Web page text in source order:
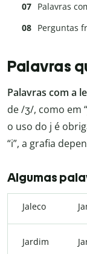
Palavras
Perguntas
Palavras
Palavras com a
de /ʒ/, como em
o uso do j é
“i”, a grafia
Algumas
Jaleco
Jardim